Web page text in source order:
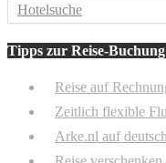
Hotelsuche
Tipps zur Reise-Buchung
Reise auf
Zeitlich flexible
Arke.nl auf deutsch